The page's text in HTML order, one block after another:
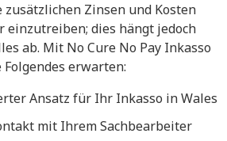
zusätzlichen Zinsen und Kosten
einzutreiben; dies hängt jedoch
ab. Mit No Cure No Pay Inkasso
erwarten:
Ansatz für Ihr Inkasso in Wales
mit Ihrem Sachbearbeiter